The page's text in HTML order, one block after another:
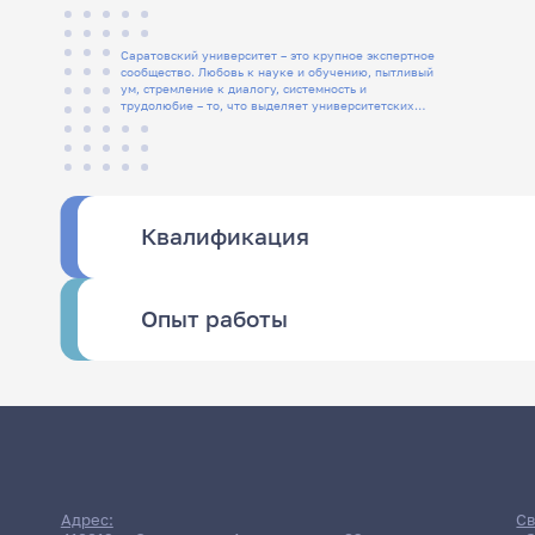
Саратовский университет – это крупное экспертное
сообщество. Любовь к науке и обучению, пытливый
ум, стремление к диалогу, системность и
трудолюбие – то, что выделяет университетских
Квалификация
Опыт работы
Адрес: